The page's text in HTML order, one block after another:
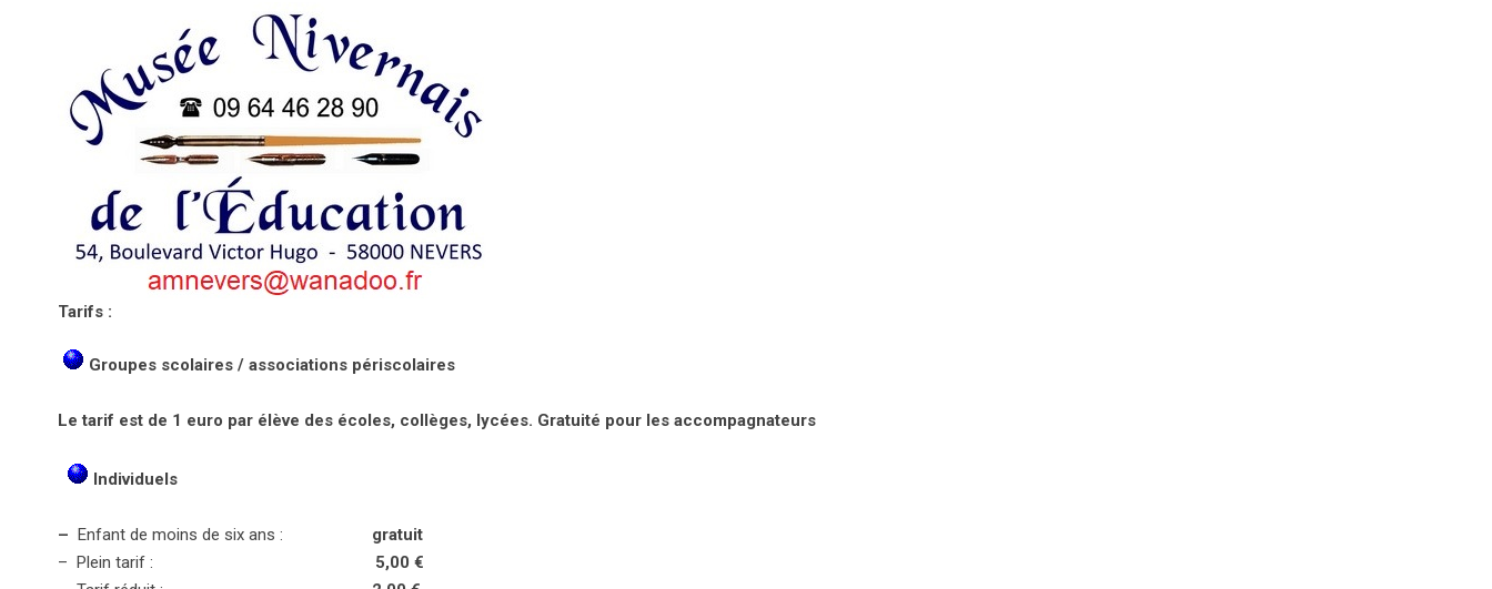
Tarifs :
Groupes scolaires / associations périscolaires
Le tarif est de 1 euro par élève des écoles, collèges, lycées. Gratuité pour les accompagnateurs
Individuels
– Enfant de moins de six ans :
gratuit
– Plein tarif : 5,00 €